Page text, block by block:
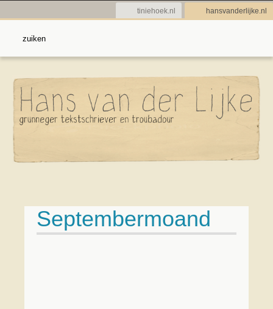
hansvanderlijke.nl
tiniehoek.nl
Septembermoand